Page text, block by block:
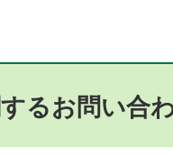
るお問い合